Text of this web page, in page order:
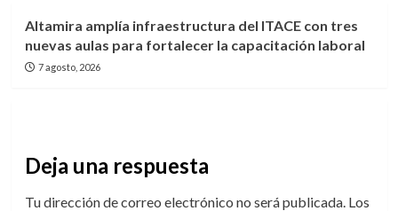
Altamira amplía infraestructura del ITACE con tres
nuevas aulas para fortalecer la capacitación laboral
7 agosto, 2026
Deja una respuesta
Tu dirección de correo electrónico no será publicada. Los